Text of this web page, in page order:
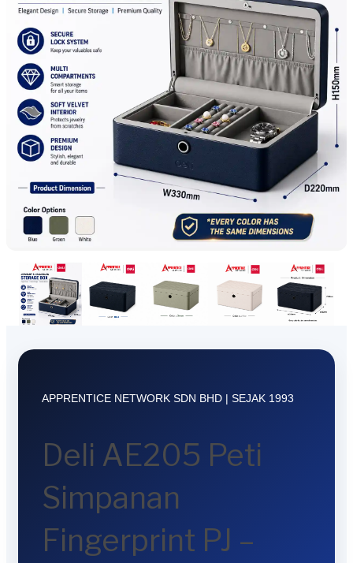
APPRENTICE NETWORK SDN BHD | SEJAK 1993
Deli AE205 Peti
Simpanan
Fingerprint PJ –